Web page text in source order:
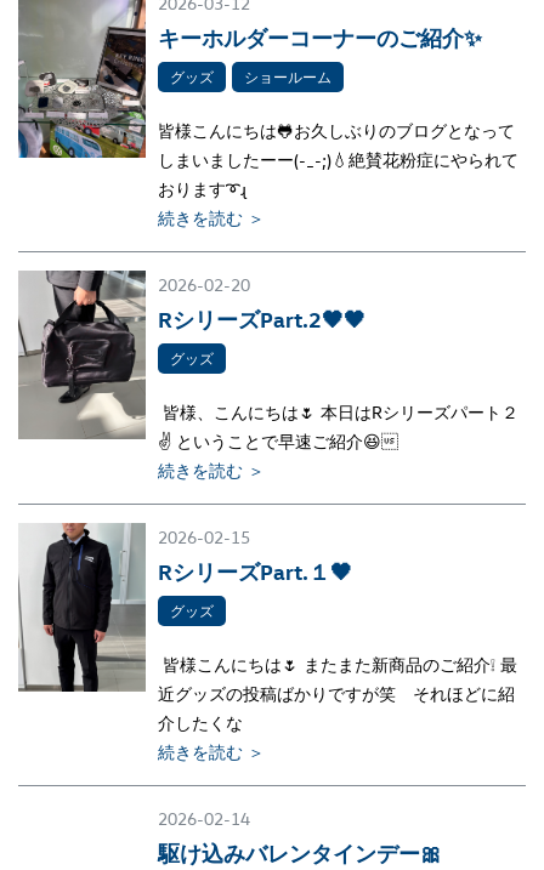
キーホルダーコーナーのご紹介✨
グッズ ショールーム
皆様こんにちは🐸お久しぶりのブログとなって
しまいましたーー(-_-;)💧絶賛花粉症にやられて
おります➰ɻ
続きを読む ＞
2026-02-20
RシリーズPart.2🖤🖤
グッズ
皆様、こんにちは🌷 本日はRシリーズパート２
✌ ということで早速ご紹介😆
続きを読む ＞
2026-02-15
RシリーズPart.１🖤
グッズ
皆様こんにちは🌷 またまた新商品のご紹介❕ 最
近グッズの投稿ばかりですが笑 それほどに紹
介したくな
続きを読む ＞
2026-02-14
駆け込みバレンタインデー🎀